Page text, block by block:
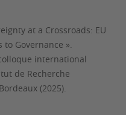
at a Crossroads: EU
to Governance ».
international
de Recherche
(2025).